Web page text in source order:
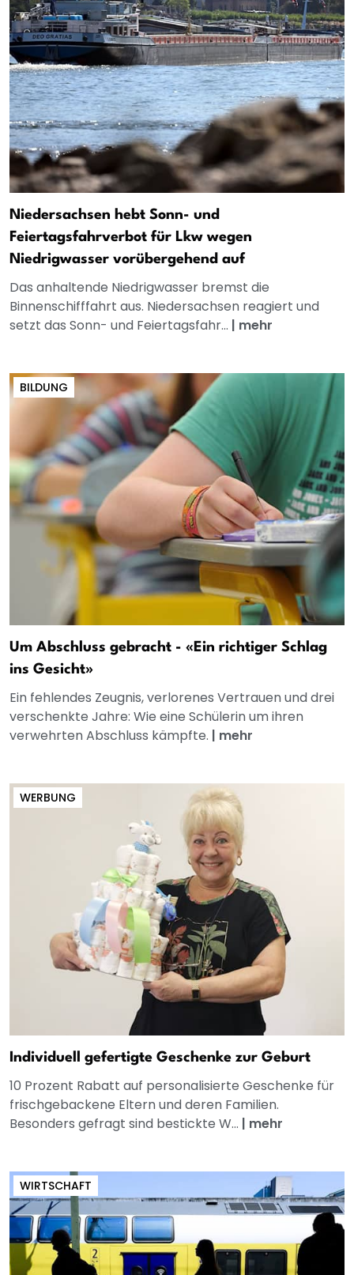
Niedersachsen hebt Sonn- und
Feiertagsfahrverbot für Lkw wegen
Niedrigwasser vorübergehend auf
Das anhaltende Niedrigwasser bremst die
Binnenschifffahrt aus. Niedersachsen reagiert und
setzt das Sonn- und Feiertagsfahr... | mehr
BILDUNG
Um Abschluss gebracht - «Ein richtiger Schlag
ins Gesicht»
Ein fehlendes Zeugnis, verlorenes Vertrauen und drei
verschenkte Jahre: Wie eine Schülerin um ihren
verwehrten Abschluss kämpfte. | mehr
WERBUNG
Individuell gefertigte Geschenke zur Geburt
10 Prozent Rabatt auf personalisierte Geschenke für
frischgebackene Eltern und deren Familien.
Besonders gefragt sind bestickte W... | mehr
WIRTSCHAFT